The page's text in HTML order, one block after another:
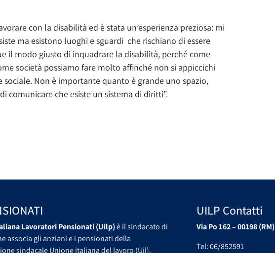
con la disabilità ed è stata un’esperienza preziosa: mi
ma esistono luoghi e sguardi che rischiano di essere
il modo giusto di inquadrare la disabilità, perché come
società possiamo fare molto affinché non si appiccichi
sociale. Non è importante quanto è grande uno spazio,
comunicare che esiste un sistema di diritti”.
Lavoratori Pensionati (Uilp)è il sindacato di
associa gli anziani e i pensionati della
sindacale Unione italiana del lavoro (Uil).
UILP Contatti
Via Po 162 – 00198 (RM)
Tel: 06/852591